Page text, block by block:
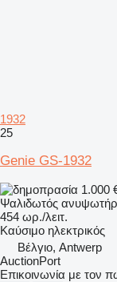
1932
25
Genie GS-1932
1.000
Ψαλιδωτός
454 ωρ./λειτ.
Καύσιμο ηλεκτρικός
Βέλγιο, Antwerp
AuctionPort
Επικοινωνία με τον